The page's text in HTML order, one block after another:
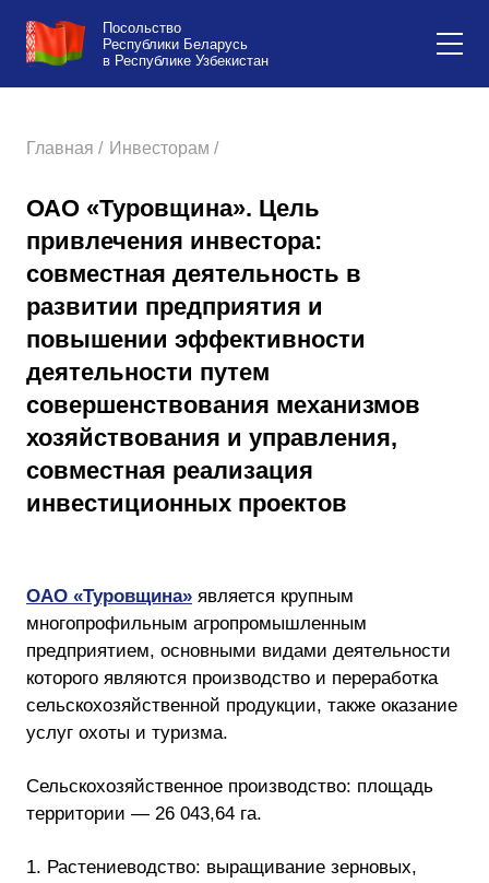
Посольство
Республики Беларусь
в Республике Узбекистан
Главная / Инвесторам /
ОАО «Туровщина». Цель
привлечения инвестора:
совместная деятельность в
развитии предприятия и
повышении эффективности
деятельности путем
совершенствования механизмов
хозяйствования и управления,
совместная реализация
инвестиционных проектов
ОАО «Туровщина» является крупным
многопрофильным агропромышленным
предприятием, основными видами деятельности
которого являются производство и переработка
сельскохозяйственной продукции, также оказание
услуг охоты и туризма.
Сельскохозяйственное производство: площадь
территории — 26 043,64 га.
1. Растениеводство: выращивание зерновых,